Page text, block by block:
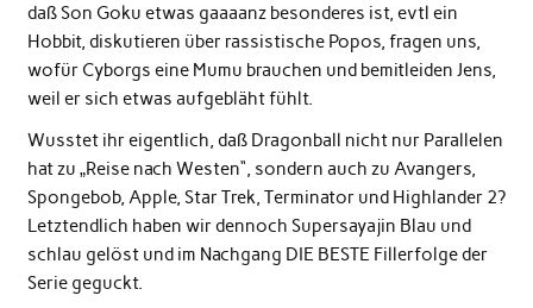
daß Son Goku etwas gaaaanz besonderes ist, evtl ein
Hobbit, diskutieren über rassistische Popos, fragen uns,
wofür Cyborgs eine Mumu brauchen und bemitleiden Jens,
weil er sich etwas aufgebläht fühlt.
Wusstet ihr eigentlich, daß Dragonball nicht nur Parallelen
hat zu „Reise nach Westen“, sondern auch zu Avangers,
Spongebob, Apple, Star Trek, Terminator und Highlander 2?
Letztendlich haben wir dennoch Supersayajin Blau und
schlau gelöst und im Nachgang DIE BESTE Fillerfolge der
Serie geguckt.